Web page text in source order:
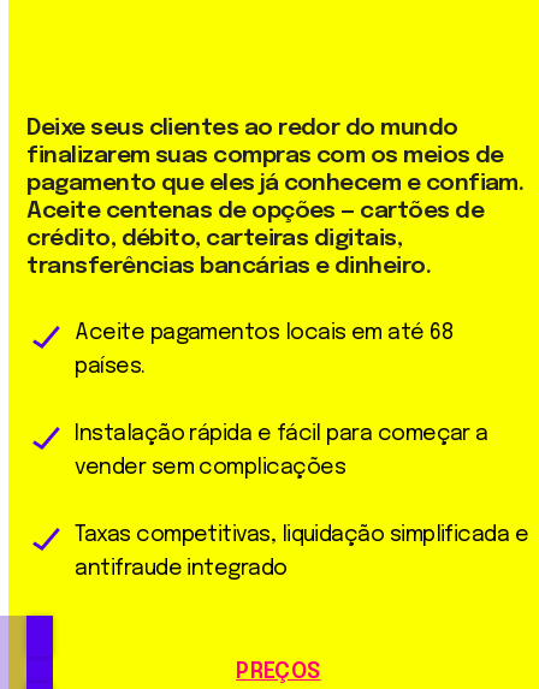
Deixe seus clientes ao redor do mundo
finalizarem suas compras com os meios de
pagamento que eles já conhecem e confiam.
Aceite centenas de opções — cartões de
crédito, débito, carteiras digitais,
transferências bancárias e dinheiro.
Aceite pagamentos locais em até 68
países.
Instalação rápida e fácil para começar a
vender sem complicações
Taxas competitivas, liquidação simplificada e
antifraude integrado
PREÇOS